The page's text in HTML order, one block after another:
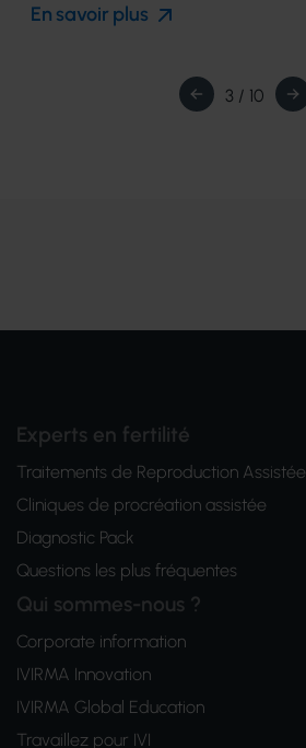
En savoir plus
3 / 10
Experts en fertilité
Traitements de Reproduction Assistée
Cliniques de procréation assistée
Diagnostic Pack
Questions les plus fréquentes
Qui sommes-nous ?
Corporate information
IVIRMA Innovation
IVIRMA Global Education
Travaillez pour IVI